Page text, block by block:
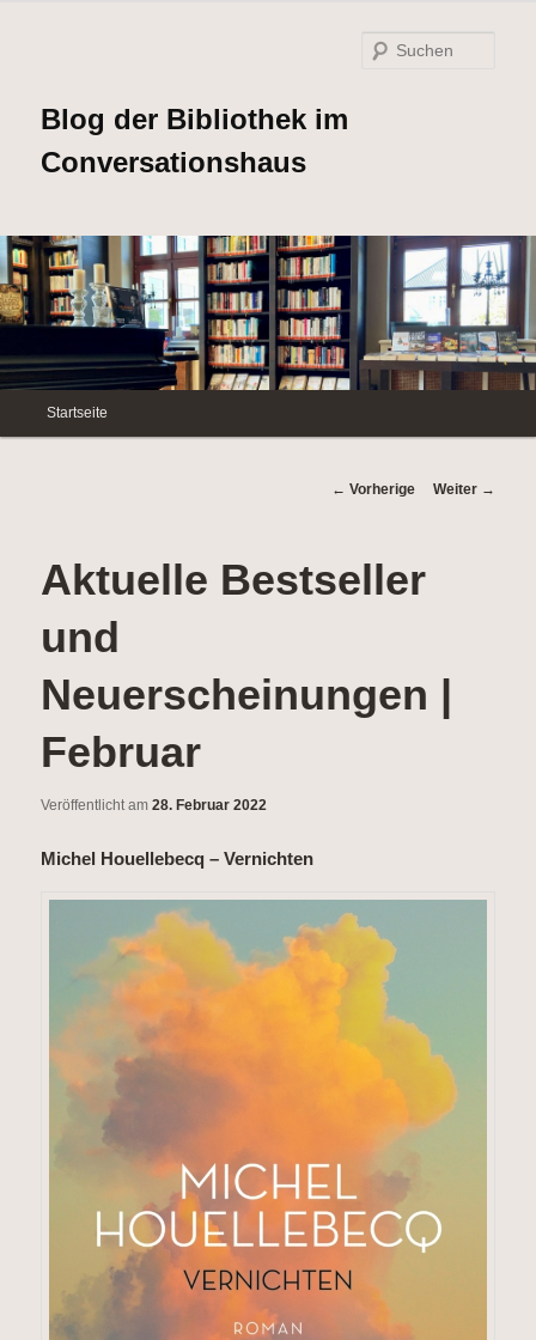
Blog der Bibliothek im
Conversationshaus
Hauptmenü
Zum
Startseite
Beitrags-
← Vorherige Weiter →
Aktuelle Bestseller
und
Neuerscheinungen |
Februar
Veröffentlicht am28. Februar 2022
Michel Houellebecq – Vernichten